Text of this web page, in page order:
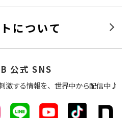
について
公式 SNS
激する情報を、世界中から配信中♪